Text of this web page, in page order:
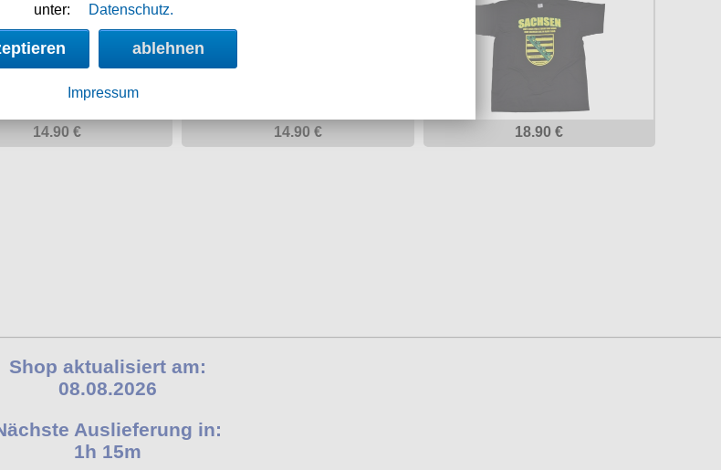
14.90 € 14.90 € 18.90 €
Shop aktualisiert am:
08.08.2026
Auslieferung in:
1h 15m
unter:
Datenschutz.
ablehnen
Impressum